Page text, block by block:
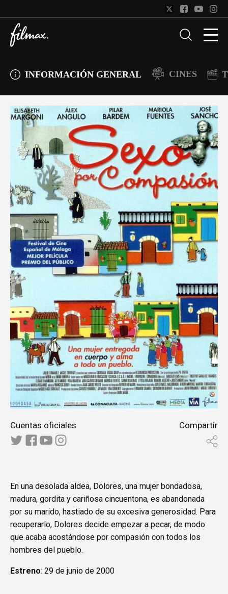
INFORMACIÓN GENERAL CINES
Cuentas oficiales Compartir
En una desolada aldea, Dolores, una mujer bondadosa,
madura, gordita y cariñosa cincuentona, es abandonada
por su marido, hastiado de su excesiva generosidad. Para
recuperarlo, Dolores decide empezar a pecar, de modo
que acaba acostándose por compasión con todos los
hombres del pueblo.
Estreno: 29 de junio de 2000